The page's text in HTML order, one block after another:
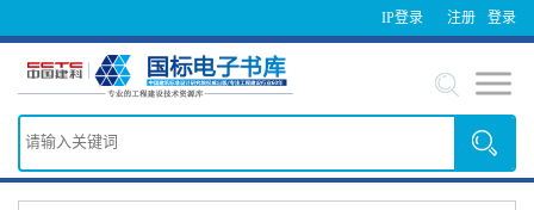
IP登录 登录
注册